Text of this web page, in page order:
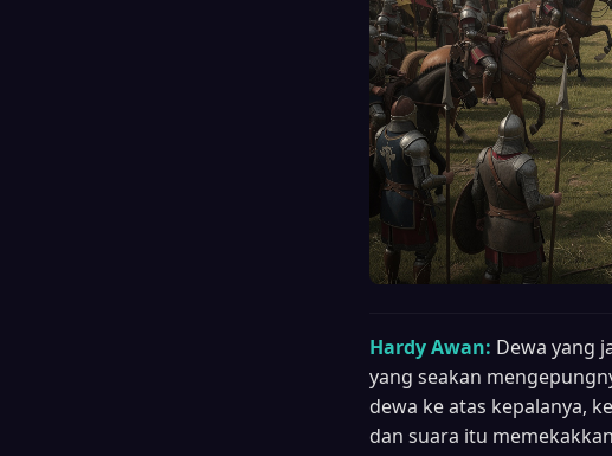
Hardy Awan: Dewa yang
yang seakan
dewa ke atas kepalanya,
dan suara itu